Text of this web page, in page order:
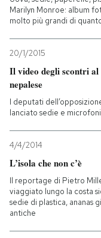
Marilyn Monroe: album
molto più grandi di
20/1/2015
Il video degli scontri
nepalese
I deputati
lanciato sedie e
4/4/2014
L’isola che non c’è
Il reportage di Pietro
viaggiato lungo la costa
sedie di plastica, ananas
antiche